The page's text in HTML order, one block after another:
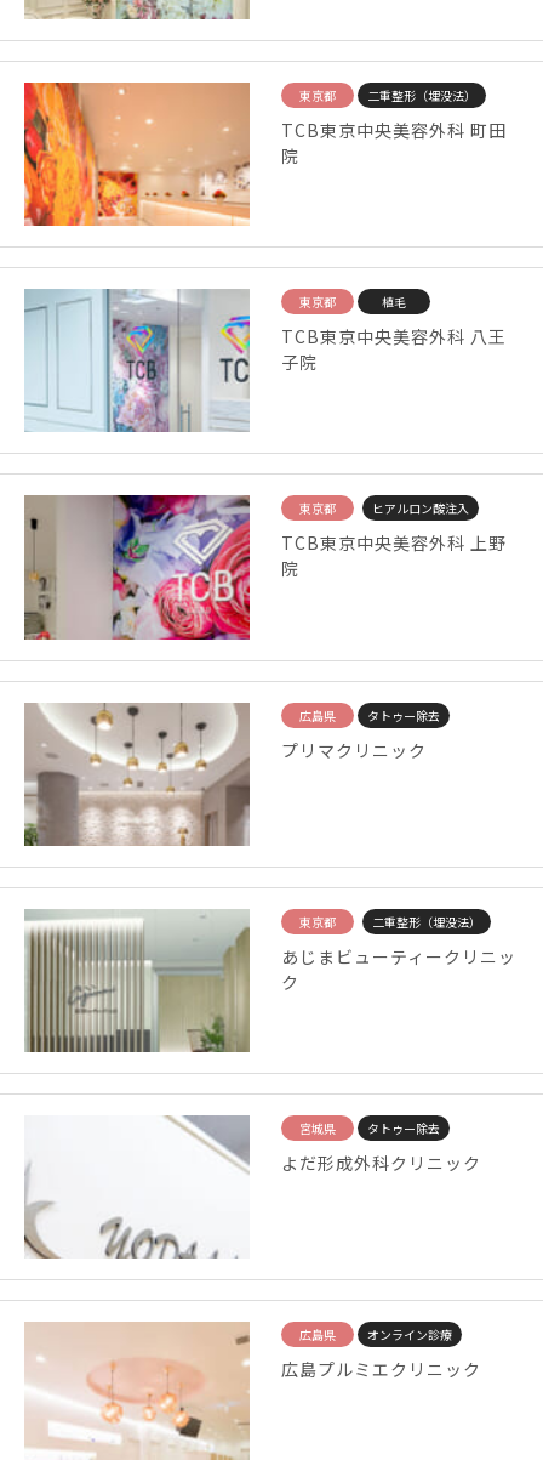
東京都 二重整形（埋没法）
TCB東京中央美容外科 町田
院
東京都 植毛
TCB東京中央美容外科 八王
子院
東京都 ヒアルロン酸注入
TCB東京中央美容外科 上野
院
広島県 タトゥー除去
プリマクリニック
東京都 二重整形（埋没法）
あじまビューティークリニッ
ク
宮城県 タトゥー除去
よだ形成外科クリニック
広島県 オンライン診療
広島プルミエクリニック